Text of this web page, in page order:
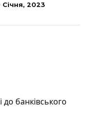
Січня, 2023
банківського